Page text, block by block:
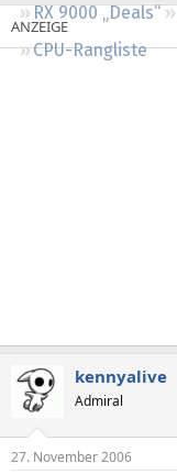
RX 9000 „Deals“
CPU-Rangliste
kennyalive
Admiral
27. November 2006